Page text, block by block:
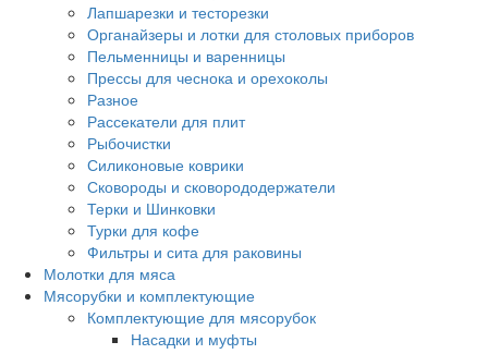
Лапшарезки и тесторезки
Органайзеры и лотки для столовых приборов
Пельменницы и варенницы
Прессы для чеснока и орехоколы
Разное
Рассекатели для плит
Рыбочистки
Силиконовые коврики
Сковороды и сковорододержатели
Терки и Шинковки
Турки для кофе
Фильтры и сита для раковины
Молотки для мяса
Мясорубки и комплектующие
Комплектующие для мясорубок
Насадки и муфты